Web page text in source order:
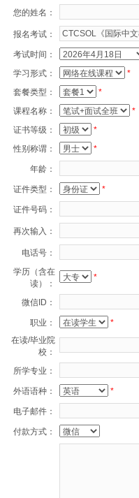
您的姓名：
报名考试：
考试时间：
学习形式：
*
套餐类型：
*
课程名称：
*
证书等级：
*
性别称谓：
*
年龄：
证件类型： *
证件号码：
再次输入：
电话号：
学历（含在
读）：
*
微信ID：
职业：
*
在读/毕业院
校：
所学专业：
外语语种： *
电子邮件：
付款方式：